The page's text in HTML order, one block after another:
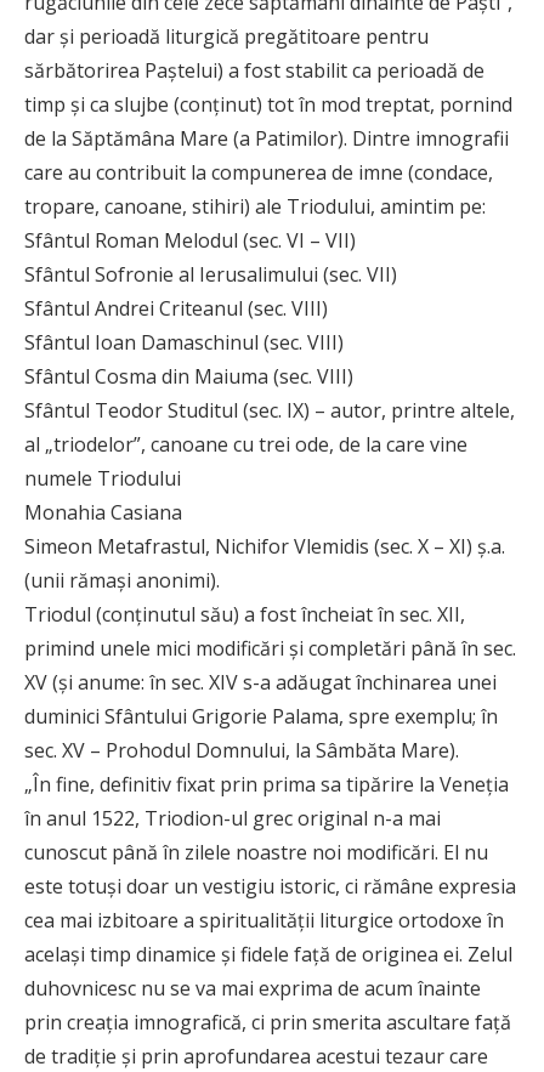
dar şi perioadă liturgică pregătitoare pentru
sărbătorirea Paştelui) a fost stabilit ca perioadă de
timp şi ca slujbe (conţinut) tot în mod treptat, pornind
de la Săptămâna Mare (a Patimilor). Dintre imnografii
care au contribuit la compunerea de imne (condace,
tropare, canoane, stihiri) ale Triodului, amintim pe:
Sfântul Roman Melodul (sec. VI – VII)
Sfântul Sofronie al Ierusalimului (sec. VII)
Sfântul Andrei Criteanul (sec. VIII)
Sfântul Ioan Damaschinul (sec. VIII)
Sfântul Cosma din Maiuma (sec. VIII)
Sfântul Teodor Studitul (sec. IX) – autor, printre altele,
al „triodelor”, canoane cu trei ode, de la care vine
numele Triodului
Monahia Casiana
Simeon Metafrastul, Nichifor Vlemidis (sec. X – XI) ş.a.
(unii rămaşi anonimi).
Triodul (conţinutul său) a fost încheiat în sec. XII,
primind unele mici modificări şi completări până în sec.
XV (şi anume: în sec. XIV s-a adăugat închinarea unei
duminici Sfântului Grigorie Palama, spre exemplu; în
sec. XV – Prohodul Domnului, la Sâmbăta Mare).
„În fine, definitiv fixat prin prima sa tipărire la Veneţia
în anul 1522, Triodion-ul grec original n-a mai
cunoscut până în zilele noastre noi modificări. El nu
este totuşi doar un vestigiu istoric, ci rămâne expresia
cea mai izbitoare a spiritualităţii liturgice ortodoxe în
acelaşi timp dinamice şi fidele faţă de originea ei. Zelul
duhovnicesc nu se va mai exprima de acum înainte
prin creaţia imnografică, ci prin smerita ascultare faţă
de tradiţie şi prin aprofundarea acestui tezaur care